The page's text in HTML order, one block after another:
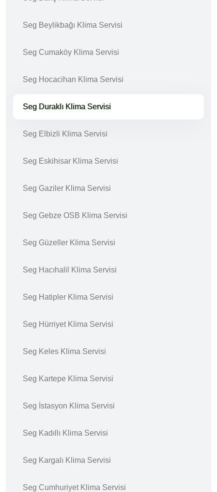
Seg Beylikbağı Klima Servisi
Seg Cumaköy Klima Servisi
Seg Hocacihan Klima Servisi
Seg Duraklı Klima Servisi
Seg Elbizli Klima Servisi
Seg Eskihisar Klima Servisi
Seg Gaziler Klima Servisi
Seg Gebze OSB Klima Servisi
Seg Güzeller Klima Servisi
Seg Hacıhalil Klima Servisi
Seg Hatipler Klima Servisi
Seg Hürriyet Klima Servisi
Seg Keles Klima Servisi
Seg Kartepe Klima Servisi
Seg İstasyon Klima Servisi
Seg Kadıllı Klima Servisi
Seg Kargalı Klima Servisi
Seg Cumhuriyet Klima Servisi